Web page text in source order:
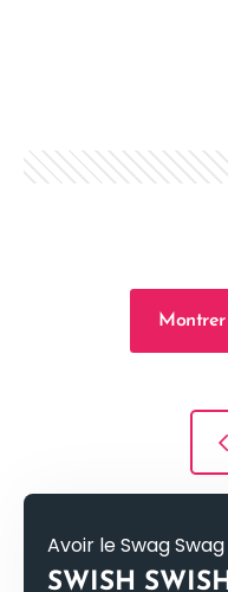
Navigation de
Avoir le Swag
SWISH